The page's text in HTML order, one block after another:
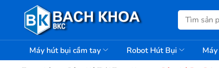
Máy hút bụi cầm tay Robot Hút Bụi